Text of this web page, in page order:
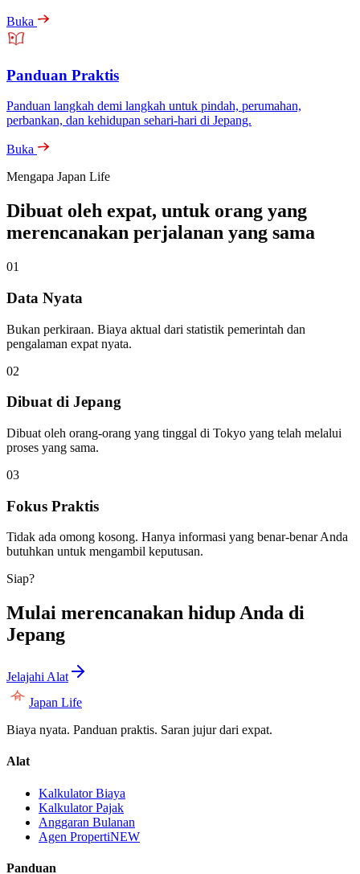
Buka
Panduan Praktis
Panduan langkah demi langkah untuk pindah, perumahan,
perbankan, dan kehidupan sehari-hari di Jepang.
Buka
Mengapa Japan Life
Dibuat oleh expat, untuk orang yang
merencanakan perjalanan yang sama
01
Data Nyata
Bukan perkiraan. Biaya aktual dari statistik pemerintah dan
pengalaman expat nyata.
02
Dibuat di Jepang
Dibuat oleh orang-orang yang tinggal di Tokyo yang telah melalui
proses yang sama.
03
Fokus Praktis
Tidak ada omong kosong. Hanya informasi yang benar-benar Anda
butuhkan untuk mengambil keputusan.
Siap?
Mulai merencanakan hidup Anda di
Jepang
Jelajahi Alat
Japan Life
Biaya nyata. Panduan praktis. Saran jujur dari expat.
Alat
Kalkulator Biaya
Kalkulator Pajak
Anggaran Bulanan
Agen PropertiNEW
Panduan